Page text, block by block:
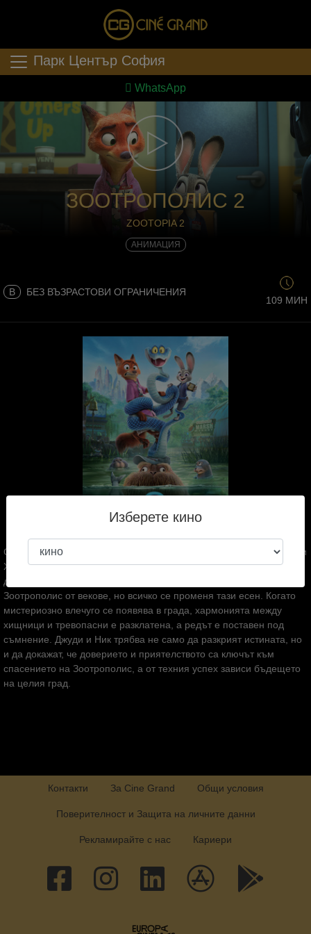
Парк Център София
WhatsApp
ЗООТРОПОЛИС 2
ZOOTOPIA 2
АНИМАЦИЯ
B БЕЗ ВЪЗРАСТОВИ ОГРАНИЧЕНИЯ
109 МИН
След поредица от неочаквани събития, динамичното дуо – Джуди
Хопс и Ник Уайлд – се изправят пред мисия, каквато никога
досега не са поемали. Кракът на змия не е стъпвал в
Зоотрополис от векове, но всичко се променя тази есен. Когато
мистериозно влечуго се появява в града, хармонията между
хищници и тревопасни е разклатена, а редът е поставен под
съмнение. Джуди и Ник трябва не само да разкрият истината, но
и да докажат, че доверието и приятелството са ключът към
спасението на Зоотрополис, а от техния успех зависи бъдещето
на целия град.
Контакти За Cine Grand Общи условия
Поверителност и Защита на личните данни
Рекламирайте с нас Кариери
Изберете кино